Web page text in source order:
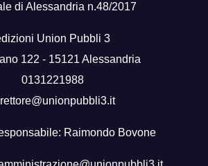
di Alessandria n.48/2017
Union Pubbli 3
122 - 15121 Alessandria
0131221988
Raimondo Bovone